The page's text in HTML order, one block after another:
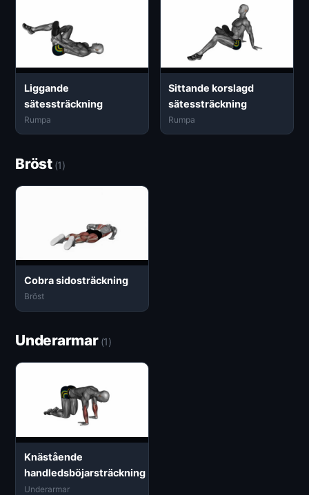
Liggande
sätessträckning
Rumpa
Sittande korslagd
sätessträckning
Rumpa
Bröst (1)
Cobra sidosträckning
Bröst
Underarmar (1)
Knästående
handledsböjarsträckning
Underarmar